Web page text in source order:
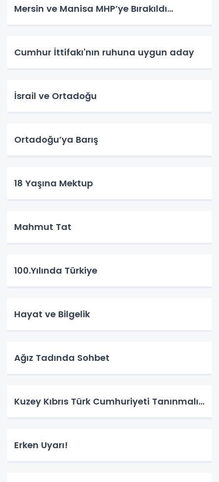
Mersin ve Manisa MHP’ye Bırakıldı…
Cumhur İttifakı'nın ruhuna uygun aday
İsrail ve Ortadoğu
Ortadoğu’ya Barış
18 Yaşına Mektup
Mahmut Tat
100.Yılında Türkiye
Hayat ve Bilgelik
Ağız Tadında Sohbet
Kuzey Kıbrıs Türk Cumhuriyeti Tanınmalı…
Erken Uyarı!